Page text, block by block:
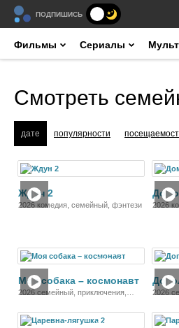
ПОДПИШИСЬ
Фильмы Сериалы
Смотреть
дате популярности
Ждун 2
2026 комедия, семейный, фэнтези 2026
Фильм
Моя собака – космонавт
2026 семейный, приключения,
2026
Фильм